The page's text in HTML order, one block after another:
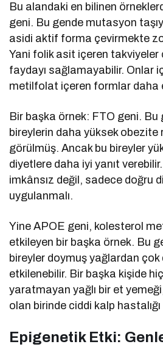
Bu alandaki en bilinen
geni. Bu gende mutasyon
asidi aktif forma çevirmekte
Yani folik asit içeren takviyeler
faydayı sağlamayabilir. Onlar
metilfolat içeren formlar daha
Bir başka örnek: FTO geni. Bu
bireylerin daha yüksek obezite
görülmüş. Ancak bu bireyler
diyetlere daha iyi yanıt
imkânsız değil, sadece doğru
uygulanmalı.
Yine APOE geni, kolesterol
etkileyen bir başka örnek. Bu
bireyler doymuş yağlardan
etkilenebilir. Bir başka kişide
yaratmayan yağlı bir et yemeği,
olan birinde ciddi kalp
Epigenetik Etki: